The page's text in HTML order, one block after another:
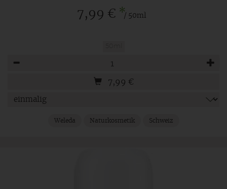
7,99 € */ 50ml
7,99 €
Weleda Naturkosmetik Schweiz